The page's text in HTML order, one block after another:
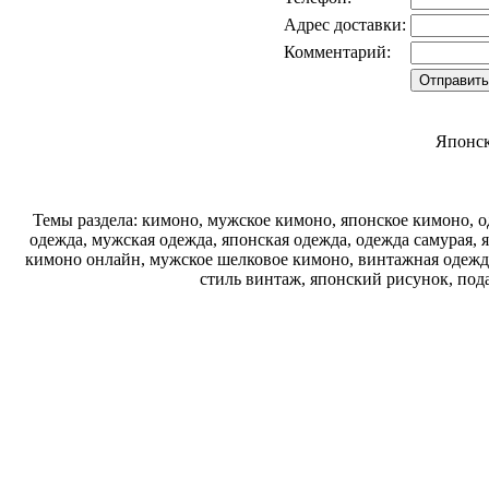
Адрес доставки:
Комментарий:
Темы раздела: кимоно, мужское кимоно, японское кимоно,
одежда, мужская одежда, японская одежда, одежда самурая,
кимоно онлайн, мужское шелковое кимоно, винтажная
стиль винтаж, японский рисунок,